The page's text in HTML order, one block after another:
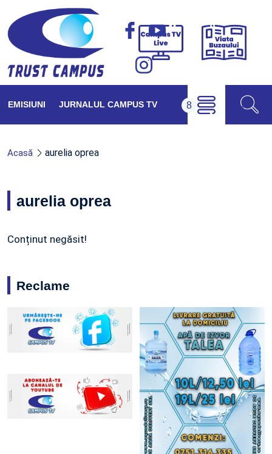
Campus
Viața
EMISIUNI JURNALUL CAMPUS TV
Acasă aurelia oprea
aurelia oprea
Conținut negăsit!
Reclame